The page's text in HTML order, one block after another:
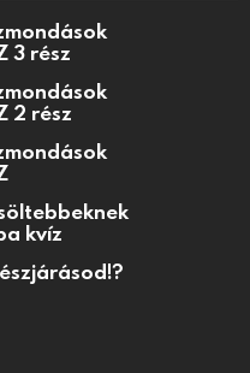
3 rész
2 rész
kvíz